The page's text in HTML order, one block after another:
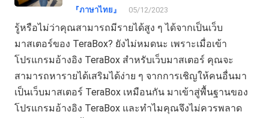
『ภาษาไทย』 05/12/2023
รู้หรือไม่ว่าคุณสามารถมีรายได้สูง ๆ ได้จากเป็นเว็บ
มาสเตอร์ของ TeraBox? ยังไม่หมดนะ เพราะเมื่อเข้า
โปรแกรมอ้างอิง TeraBox สำหรับเว็บมาสเตอร์ คุณจะ
สามารถหารายได้เสริมได้ง่าย ๆ จากการเชิญให้คนอื่นมา
เป็นเว็บมาสเตอร์ TeraBox เหมือนกัน มาเข้าสู่พื้นฐานของ
โปรแกรมอ้างอิง TeraBox และทำไมคุณจึงไม่ควรพลาด